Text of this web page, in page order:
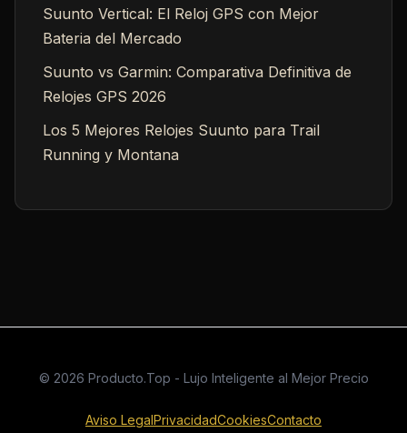
Suunto Vertical: El Reloj GPS con Mejor
Bateria del Mercado
Suunto vs Garmin: Comparativa Definitiva de
Relojes GPS 2026
Los 5 Mejores Relojes Suunto para Trail
Running y Montana
© 2026 Producto.Top - Lujo Inteligente al Mejor Precio
Aviso LegalPrivacidadCookiesContacto